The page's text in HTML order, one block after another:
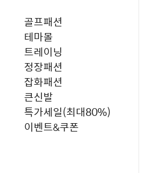
골프패션
테마몰
트레이닝
정장패션
잡화패션
큰신발
특가세일(최대80%)
이벤트&쿠폰